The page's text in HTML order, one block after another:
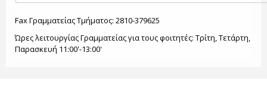
Fax Γραμματείας Τμήματος: 2810-379625
Ώρες λειτουργίας Γραμματείας για τους φοιτητές: Τρίτη, Τετάρτη,
Παρασκευή 11:00'-13:00'